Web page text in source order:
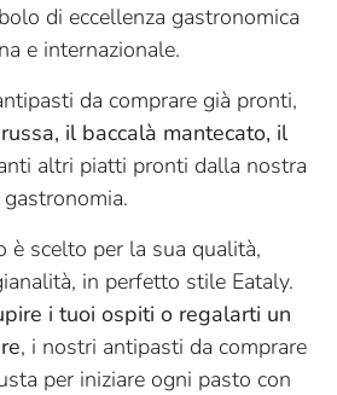
di eccellenza gastronomica
e internazionale.
da comprare già pronti,
il baccalà mantecato, il
altri piatti pronti dalla nostra
gastronomia.
è scelto per la sua qualità,
in perfetto stile Eataly.
i tuoi ospiti o regalarti un
, i nostri antipasti da comprare
per iniziare ogni pasto con